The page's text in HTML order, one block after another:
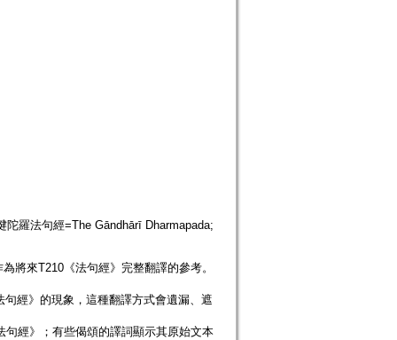
羅法句經=The Gāndhārī Dharmapada;
將來T210《法句經》完整翻譯的參考。
經》的現象，這種翻譯方式會遺漏、遮
經》；有些偈頌的譯詞顯示其原始文本